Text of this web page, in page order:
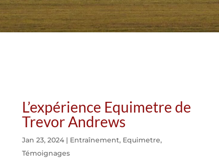
L’expérience Equimetre de
Trevor Andrews
Jan 23, 2024| Entraînement, Equimetre,
Témoignages